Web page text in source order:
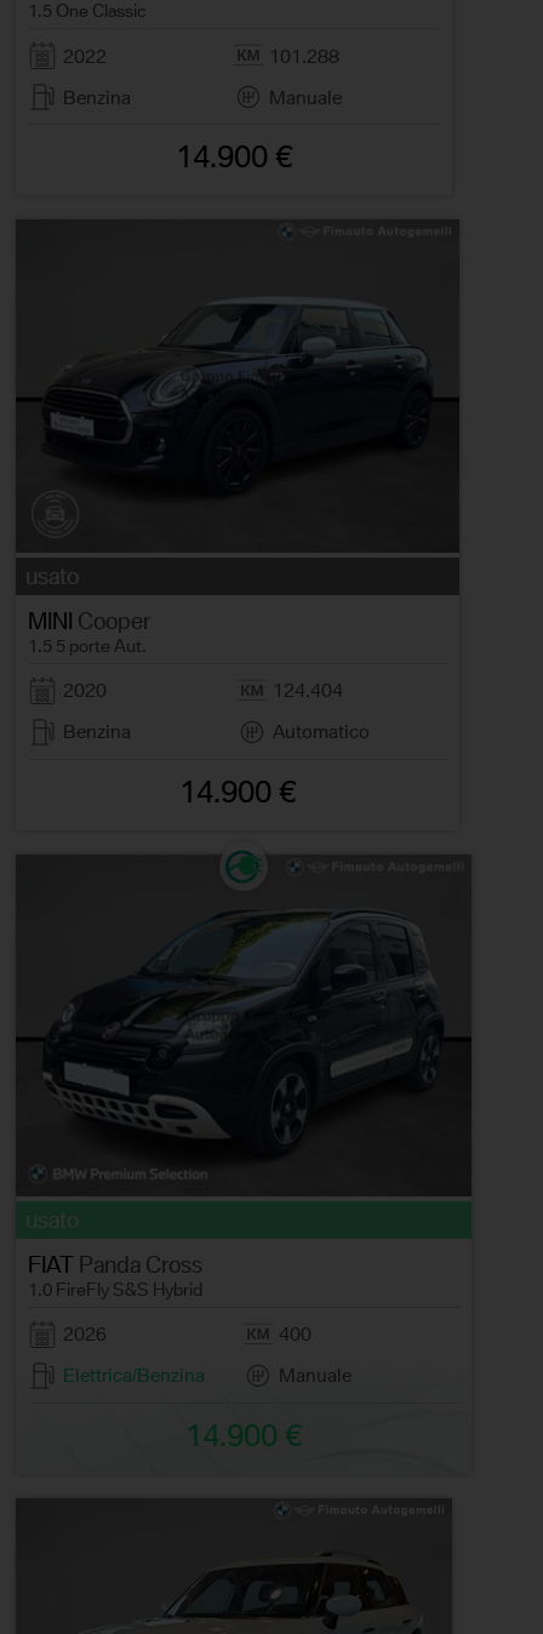
1.5 One Classic
2022
101.288
Benzina
Manuale
14.900 €
usato
MINI Cooper
1.5 5 porte Aut.
2020
124.404
Benzina
Automatico
14.900 €
usato
FIAT Panda Cross
1.0 FireFly S&S Hybrid
2026
400
Elettrica/Benzina
Manuale
14.900 €